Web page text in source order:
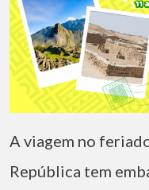
A viagem no
República tem